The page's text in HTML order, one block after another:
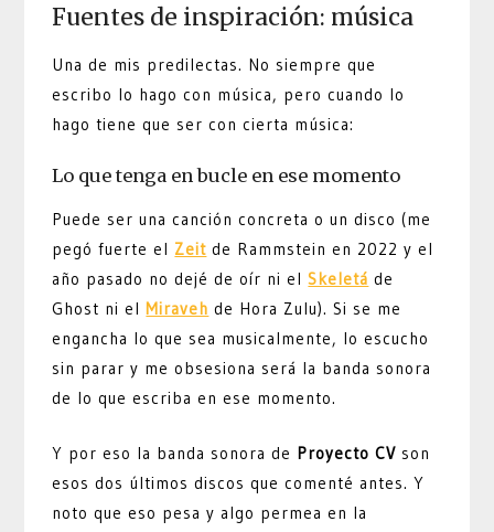
Fuentes de inspiración: música
Una de mis predilectas. No siempre que
escribo lo hago con música, pero cuando lo
hago tiene que ser con cierta música:
Lo que tenga en bucle en ese momento
Puede ser una canción concreta o un disco (me
pegó fuerte el Zeit de Rammstein en 2022 y el
año pasado no dejé de oír ni elSkeletá de
Ghost ni el Miraveh de Hora Zulu). Si se me
engancha lo que sea musicalmente, lo escucho
sin parar y me obsesiona será la banda sonora
de lo que escriba en ese momento.
Y por eso la banda sonora de Proyecto CV son
esos dos últimos discos que comenté antes. Y
noto que eso pesa y algo permea en la